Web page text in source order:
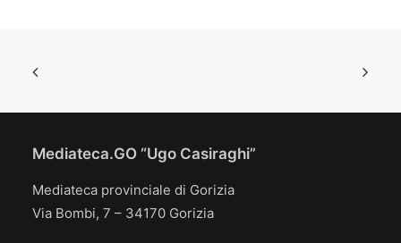
Mediateca.GO “Ugo Casiraghi”
Mediateca provinciale di Gorizia
Via Bombi, 7 – 34170 Gorizia